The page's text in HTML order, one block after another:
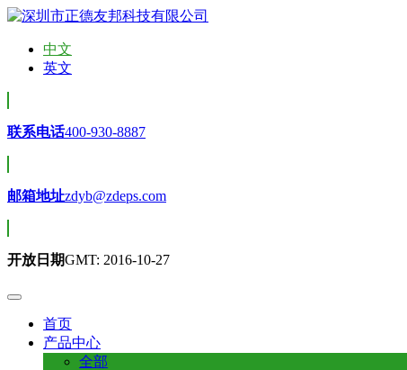
中文
英文
联系电话400-930-8887
邮箱地址zdyb@zdeps.com
开放日期GMT: 2016-10-27
首页
产品中心
全部